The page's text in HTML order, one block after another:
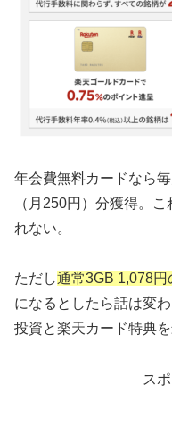
年会費無料カードなら
（月250円）分獲得。
れない。
ただし通常3GB 1,078円
になるとしたら話は変
投資と楽天カード特典
ス